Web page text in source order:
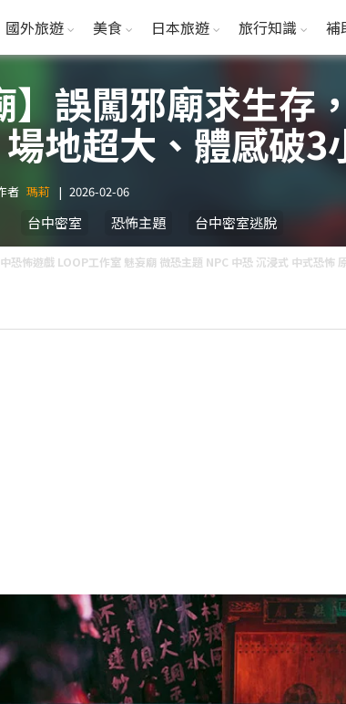
國外旅遊 美食 日本旅遊 旅行知識 補
】誤闖邪廟求生存
地超大、體感破3
者 瑪莉 | 2026-02-06
台中密室 恐怖主題 台中密室逃脫
恐怖遊戲 LOOP工作室 魅妄廟 微恐主題 NPC 中恐 沉浸式 中式恐怖